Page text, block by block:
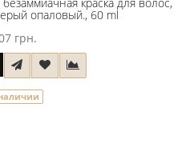
опаловый., 60 ml
грн.